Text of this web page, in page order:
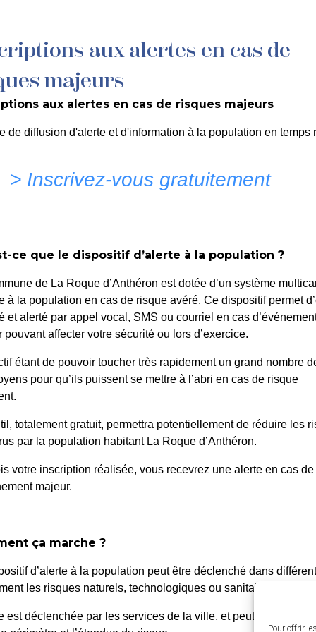
Pour offrir
QUOTIDIEN DÉCOUVRIR LA ROQUE
– Délégation à un
Fonction
06/24 SG –
Roque d’Anthéron
de l’Europe Unie,
42 95 70 70
Du lundi
de 8h30
Le
aux alertes en cas de
majeurs
aux alertes en cas de risques majeurs
de diffusion d'alerte et d'information à la population en temps
> Inscrivez-vous gratuitement
ce que le dispositif d’alerte à la population ?
de La Roque d’Anthéron est dotée d’un système
à la population en cas de risque avéré. Ce dispositif permet
et alerté par appel vocal, SMS ou courriel en cas
pouvant affecter votre sécurité ou lors d’exercice.
étant de pouvoir toucher très rapidement un grand nombre
pour qu’ils puissent se mettre à l’abri en cas de risque
totalement gratuit, permettra potentiellement de réduire les
par la population habitant La Roque d’Anthéron.
votre inscription réalisée, vous recevrez une alerte en cas de
majeur.
ça marche ?
d’alerte à la population peut être déclenché dans
les risques naturels, technologiques ou sanitaires.
est déclenchée par les services de la ville, et peut être